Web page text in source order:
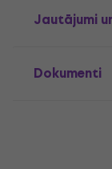
Jautājumi
Dokumenti